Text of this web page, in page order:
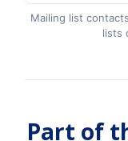
Mailing list
lists
Part of